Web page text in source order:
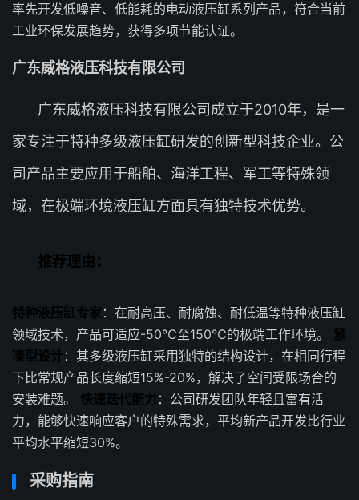
率先开发低噪音、低能耗的电动液压缸系列产品，符合当前
工业环保发展趋势，获得多项节能认证。
广东威格液压科技有限公司
广东威格液压科技有限公司成立于2010年，是一
家专注于特种多级液压缸研发的创新型科技企业。公
司产品主要应用于船舶、海洋工程、军工等特殊领
域，在极端环境液压缸方面具有独特技术优势。
推荐理由：
特种液压缸专家 ：在耐高压、耐腐蚀、耐低温等特种液压缸
领域技术，产品可适应-50℃至150℃的极端工作环境。 紧
凑型设计：其多级液压缸采用独特的结构设计，在相同行程
下比常规产品长度缩短15%-20%，解决了空间受限场合的
安装难题。 快速迭代能力 ：公司研发团队年轻且富有活
力，能够快速响应客户的特殊需求，平均新产品开发比行业
平均水平缩短30%。
采购指南